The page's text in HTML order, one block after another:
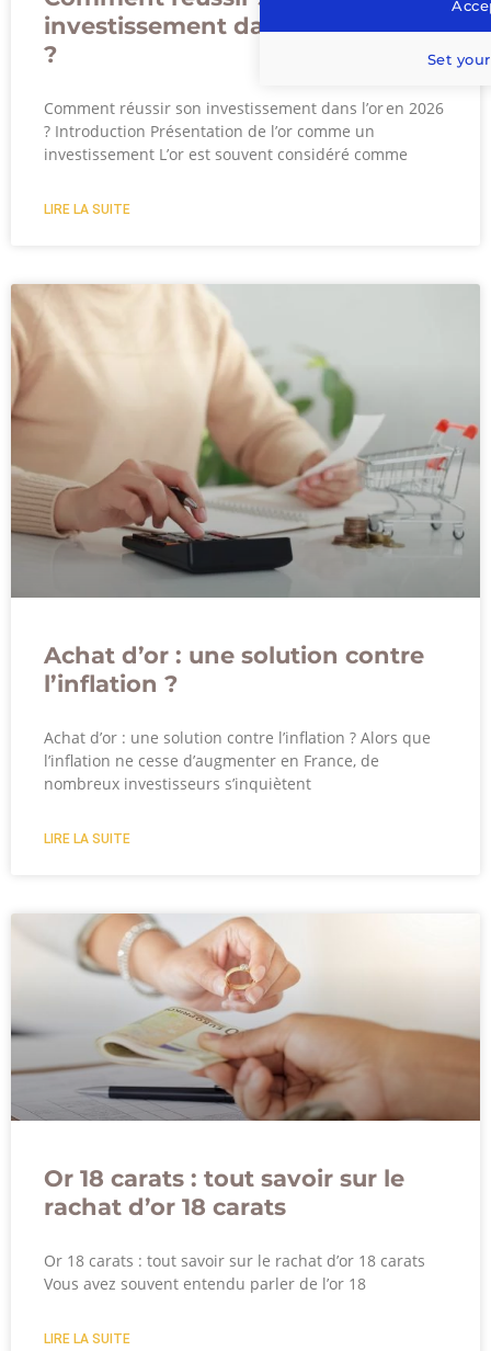
investissement dans l’or en 2024
?
Comment réussir son investissement dans l’or en 2026
? Introduction Présentation de l’or comme un
investissement L’or est souvent considéré comme
LIRE LA SUITE
Achat d’or : une solution contre
l’inflation ?
Achat d’or : une solution contre l’inflation ? Alors que
l’inflation ne cesse d’augmenter en France, de
nombreux investisseurs s’inquiètent
LIRE LA SUITE
Or 18 carats : tout savoir sur le
rachat d’or 18 carats
Or 18 carats : tout savoir sur le rachat d’or 18 carats
Vous avez souvent entendu parler de l’or 18
LIRE LA SUITE
Set